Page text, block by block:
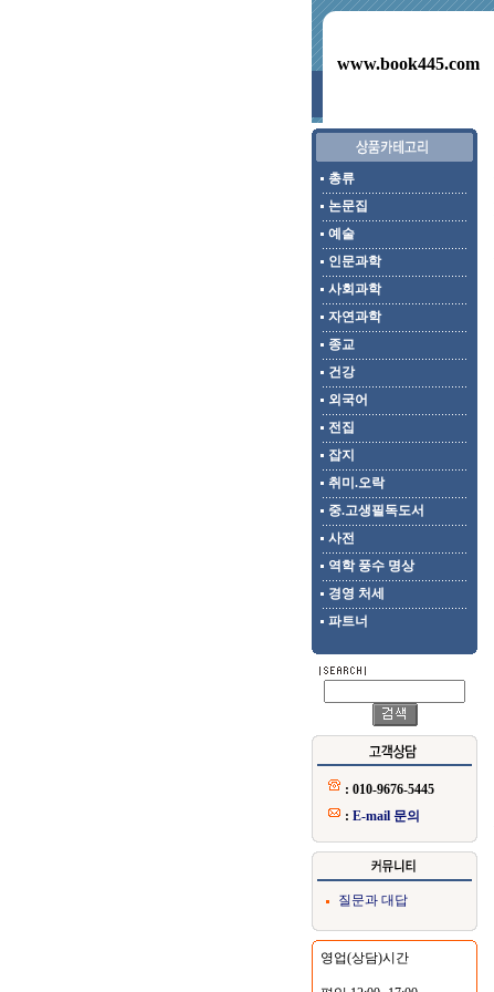
www.book445.com
총류
논문집
예술
인문과학
사회과학
자연과학
종교
건강
외국어
전집
잡지
취미.오락
중.고생필독도서
사전
역학 풍수 명상
경영 처세
파트너
: 010-9676-5445
: E-mail 문의
질문과 대답
영업(상담)시간